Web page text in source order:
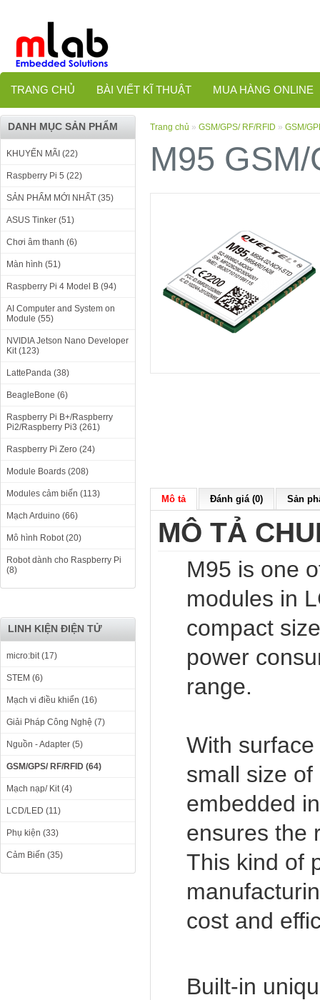
TRANG CHỦ BÀI VIẾT KĨ THUẬT MUA HÀNG ONLINE
DANH MỤC SẢN PHẨM
KHUYẾN MÃI (22)
Raspberry Pi 5 (22)
SẢN PHẨM MỚI NHẤT (35)
ASUS Tinker (51)
Chơi âm thanh (6)
Màn hình (51)
Raspberry Pi 4 Model B (94)
AI Computer and System on
Module (55)
NVIDIA Jetson Nano Developer
Kit (123)
LattePanda (38)
BeagleBone (6)
Raspberry Pi B+/Raspberry
Pi2/Raspberry Pi3 (261)
Raspberry Pi Zero (24)
Module Boards (208)
Modules cảm biến (113)
Mạch Arduino (66)
Mô hình Robot (20)
Robot dành cho Raspberry Pi
(8)
LINH KIỆN ĐIỆN TỬ
micro:bit (17)
STEM (6)
Mạch vi điều khiển (16)
Giải Pháp Công Nghệ (7)
Nguồn - Adapter (5)
GSM/GPS/ RF/RFID (64)
Mạch nạp/ Kit (4)
LCD/LED (11)
Phụ kiện (33)
Cảm Biến (35)
Trang chủ » GSM/GPS/ RF/RFID » GSM/
M95
Mô tả Đánh giá (0) Sản
MÔ TẢ
M95 is one
modules in
compact
power
range.
With
small size
embedded
ensures the
This kind of
cost and
Built-in